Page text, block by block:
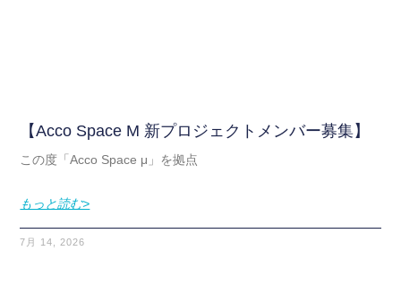
【Acco Space Μ 新プロジェクトメンバー募集】
この度「Acco Space μ」を拠点
もっと読む>
7月 14, 2026